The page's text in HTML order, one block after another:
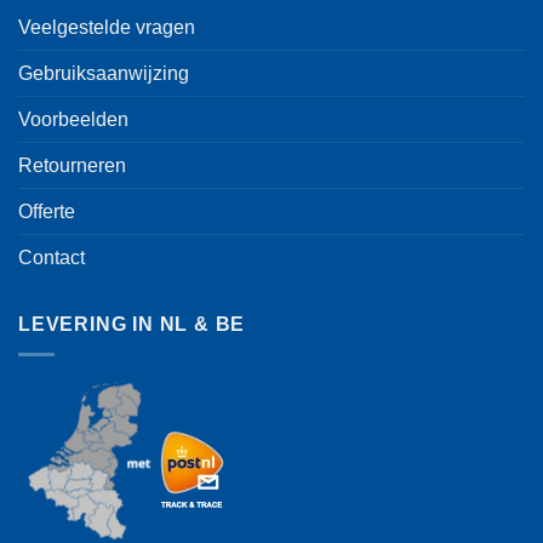
Veelgestelde vragen
Gebruiksaanwijzing
Voorbeelden
Retourneren
Offerte
Contact
LEVERING IN NL & BE